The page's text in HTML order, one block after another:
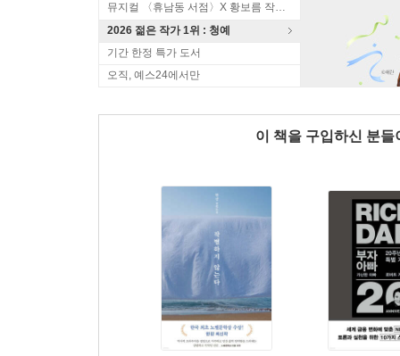
뮤지컬 〈휴남동 서점〉X 황보름 작가 북토크
2026 젊은 작가 1위 : 청예
기간 한정 특가 도서
오직, 예스24에서만
이 책을 구입하신 분